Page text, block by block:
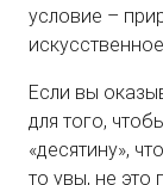
условие –
Если вы
для того,
«десятину»,
то увы, не это